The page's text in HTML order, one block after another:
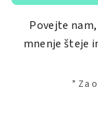
Povejte nam,
mnenje šteje
* Za